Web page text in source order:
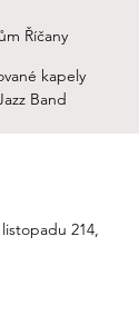
Říčany
kapely
Band
214,